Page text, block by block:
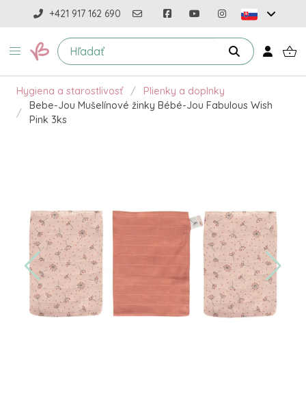
+421 917 162 690
Hygiena a starostlivosť
Plienky a doplnky
Bebe-Jou Mušelínové žinky Bébé-Jou Fabulous Wish
Pink 3ks